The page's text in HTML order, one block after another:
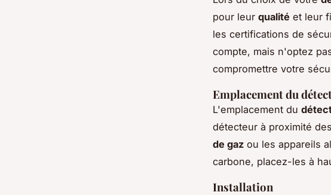
pour leur qualité et leur
les certifications de
compte, mais n'optez
compromettre votre
Emplacement du
L'emplacement du
détecteur à proximité
de gaz ou les appareils
carbone, placez-les à
Installation